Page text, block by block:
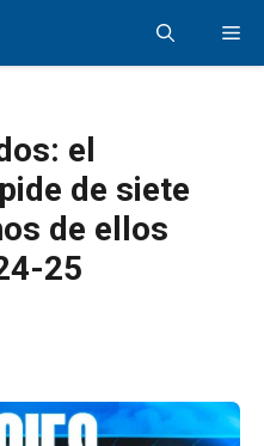
el
de siete
de ellos
25